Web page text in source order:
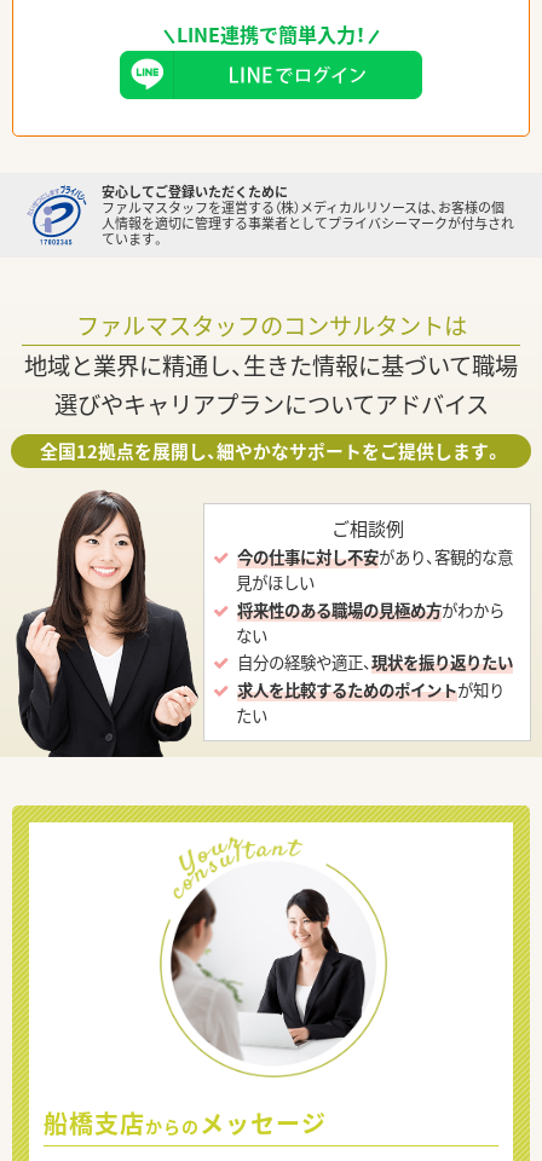
LINE連携で簡単入力！
安心してご登録いただくために
ファルマスタッフを運営する（株）メディカルリソースは、お客様の個
人情報を適切に管理する事業者としてプライバシーマークが付与され
ています。
ファルマスタッフのコンサルタントは
地域と業界に精通し、生きた情報に基づいて職場
選びやキャリアプランについてアドバイス
全国12拠点を展開し、細やかなサポートをご提供します。
ご相談例
今の仕事に対し不安があり、客観的な意
見がほしい
将来性のある職場の見極め方がわから
ない
自分の経験や適正、現状を振り返りたい
求人を比較するためのポイントが知り
たい
船橋支店からの メッセージ